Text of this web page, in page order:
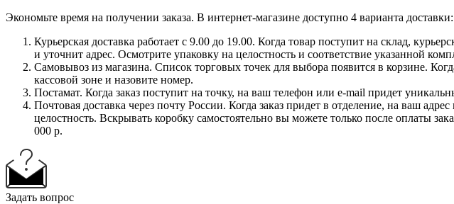
Экономьте время на получении заказа. В интернет-магазине доступно 4 варианта доставки:
Курьерская доставка работает с 9.00 до 19.00. Когда товар поступит на склад,
и уточнит адрес. Осмотрите упаковку на целостность и соответствие указанной
Самовывоз из магазина. Список торговых точек для выбора появится в корзине.
кассовой зоне и назовите номер.
Постамат. Когда заказ поступит на точку, на ваш телефон или e-mail придет
Почтовая доставка через почту России. Когда заказ придет в отделение, на ваш
целостность. Вскрывать коробку самостоятельно вы можете только после оплаты
000 р.
Задать вопрос